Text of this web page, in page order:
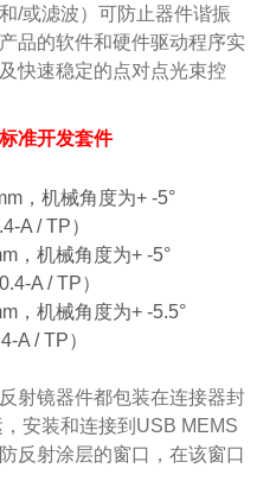
/或滤波）可防止器件谐振
品的软件和硬件驱动程序实
快速稳定的点对点光束控
标准开发套件
，机械角度为+ -5°
A / TP）
，机械角度为+ -5°
A / TP）
，机械角度为+ -5.5°
A / TP）
射镜器件都包装在连接器封
安装和连接到USB MEMS
反射涂层的窗口，在该窗口